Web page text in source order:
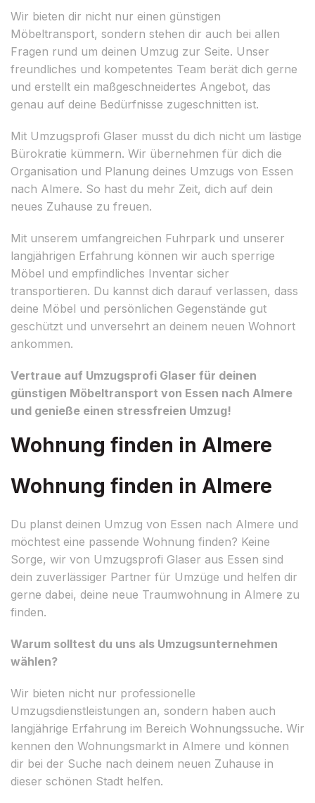
Wir bieten dir nicht nur einen günstigen
Möbeltransport, sondern stehen dir auch bei allen
Fragen rund um deinen Umzug zur Seite. Unser
freundliches und kompetentes Team berät dich gerne
und erstellt ein maßgeschneidertes Angebot, das
genau auf deine Bedürfnisse zugeschnitten ist.
Mit Umzugsprofi Glaser musst du dich nicht um lästige
Bürokratie kümmern. Wir übernehmen für dich die
Organisation und Planung deines Umzugs von Essen
nach Almere. So hast du mehr Zeit, dich auf dein
neues Zuhause zu freuen.
Mit unserem umfangreichen Fuhrpark und unserer
langjährigen Erfahrung können wir auch sperrige
Möbel und empfindliches Inventar sicher
transportieren. Du kannst dich darauf verlassen, dass
deine Möbel und persönlichen Gegenstände gut
geschützt und unversehrt an deinem neuen Wohnort
ankommen.
Vertraue auf Umzugsprofi Glaser für deinen
günstigen Möbeltransport von Essen nach Almere
und genieße einen stressfreien Umzug!
Wohnung finden in Almere
Wohnung finden in Almere
Du planst deinen Umzug von Essen nach Almere und
möchtest eine passende Wohnung finden? Keine
Sorge, wir von Umzugsprofi Glaser aus Essen sind
dein zuverlässiger Partner für Umzüge und helfen dir
gerne dabei, deine neue Traumwohnung in Almere zu
finden.
Warum solltest du uns als Umzugsunternehmen
wählen?
Wir bieten nicht nur professionelle
Umzugsdienstleistungen an, sondern haben auch
langjährige Erfahrung im Bereich Wohnungssuche. Wir
kennen den Wohnungsmarkt in Almere und können
dir bei der Suche nach deinem neuen Zuhause in
dieser schönen Stadt helfen.